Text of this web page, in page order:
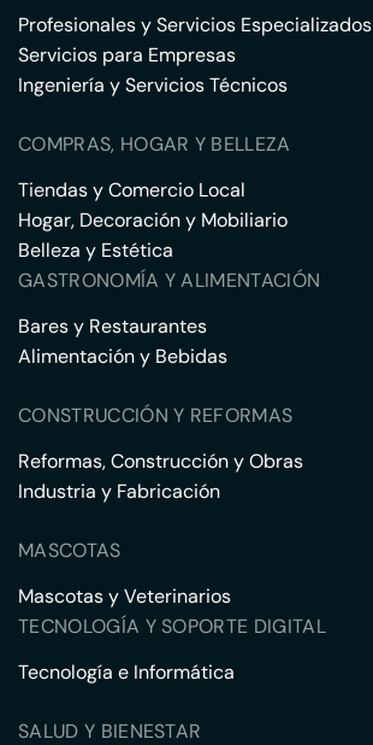
Profesionales y Servicios Especializados
Servicios para Empresas
Ingeniería y Servicios Técnicos
COMPRAS, HOGAR Y BELLEZA
Tiendas y Comercio Local
Hogar, Decoración y Mobiliario
Belleza y Estética
GASTRONOMÍA Y ALIMENTACIÓN
Bares y Restaurantes
Alimentación y Bebidas
CONSTRUCCIÓN Y REFORMAS
Reformas, Construcción y Obras
Industria y Fabricación
MASCOTAS
Mascotas y Veterinarios
TECNOLOGÍA Y SOPORTE DIGITAL
Tecnología e Informática
SALUD Y BIENESTAR